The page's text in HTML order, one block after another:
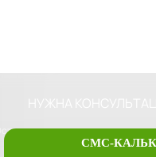
Оставьте заявку, мы перезвоним
вопросы, предложим
СМС-